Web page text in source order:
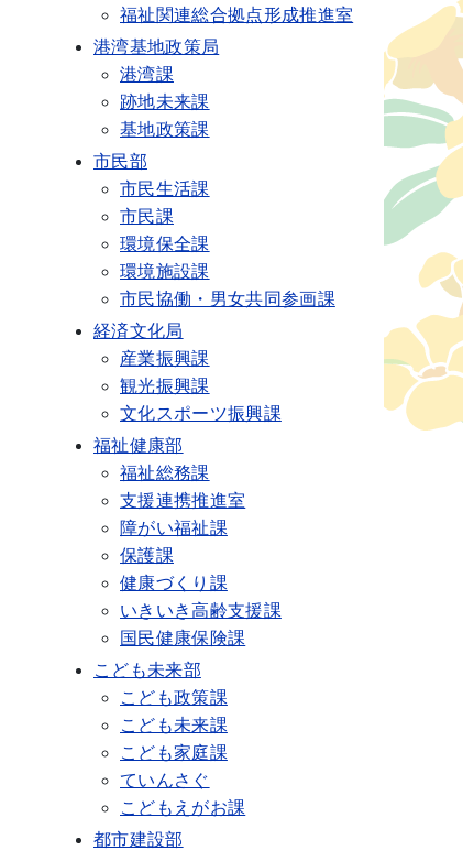
福祉関連総合拠点形成推進室
港湾基地政策局
港湾課
跡地未来課
基地政策課
市民部
市民生活課
市民課
環境保全課
環境施設課
市民協働・男女共同参画課
経済文化局
産業振興課
観光振興課
文化スポーツ振興課
福祉健康部
福祉総務課
支援連携推進室
障がい福祉課
保護課
健康づくり課
いきいき高齢支援課
国民健康保険課
こども未来部
こども政策課
こども未来課
こども家庭課
ていんさぐ
こどもえがお課
都市建設部